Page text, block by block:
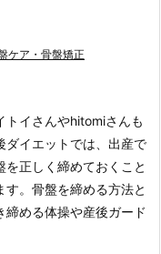
ケア・骨盤矯正
トイさんやhitomiさんも
ダイエットでは、出産で
を正しく締めておくこと
。 骨盤を締める方法と
締める体操や産後ガード